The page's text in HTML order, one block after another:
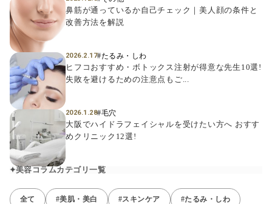
鼻筋が通っているか自己チェック｜美人顔の条件と
改善方法を解説
2026.2.17#たるみ・しわ
ヒフコおすすめ・ボトックス注射が得意な先生10選!
失敗を避けるための注意点もご...
2026.1.28#毛穴
大阪でハイドラフェイシャルを受けたい方へ おすす
めクリニック12選!
美容コラムカテゴリ一覧
全て #美肌・美白 #スキンケア #たるみ・しわ